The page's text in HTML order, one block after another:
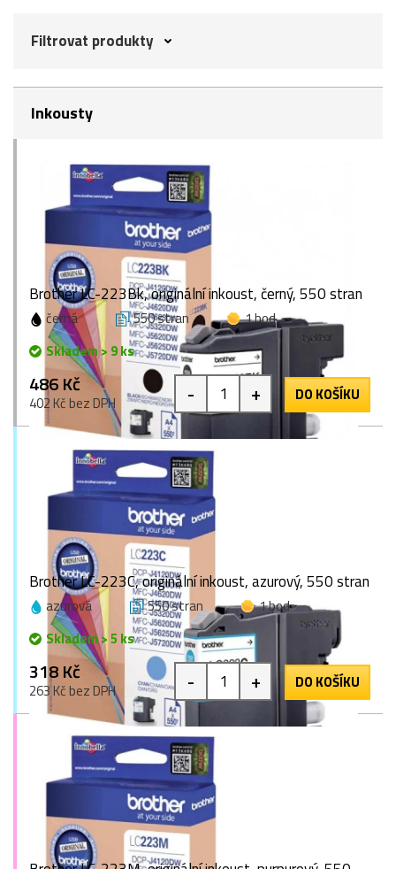
Filtrovat produkty
Inkousty
Brother LC-223Bk, originální inkoust, černý, 550 stran
černá 550 stran
1 bod
Skladem > 9 ks
486 Kč
402 Kč bez DPH - + DO KOŠÍKU
Brother LC-223C, originální inkoust, azurový, 550 stran
azurová 550 stran
1 bod
Skladem > 5 ks
318 Kč
263 Kč bez DPH - + DO KOŠÍKU